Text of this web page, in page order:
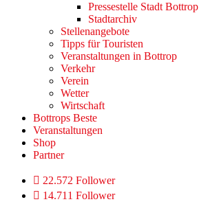
Pressestelle Stadt Bottrop
Stadtarchiv
Stellenangebote
Tipps für Touristen
Veranstaltungen in Bottrop
Verkehr
Verein
Wetter
Wirtschaft
Bottrops Beste
Veranstaltungen
Shop
Partner
22.572 Follower
14.711 Follower